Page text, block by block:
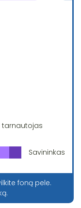
tarnautojas
Savininkas
foną pele.